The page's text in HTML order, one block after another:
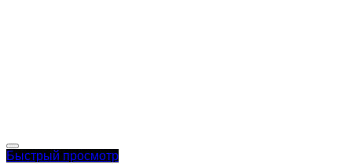
Быстрый просмотр